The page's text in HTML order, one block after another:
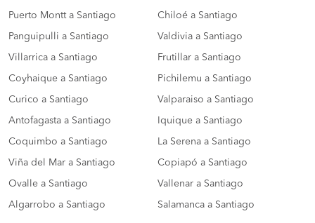
Puerto Montt a Santiago Chiloé a Santiago
Panguipulli a Santiago Valdivia a Santiago
Villarrica a Santiago Frutillar a Santiago
Coyhaique a Santiago Pichilemu a Santiago
Curico a Santiago Valparaiso a Santiago
Antofagasta a Santiago Iquique a Santiago
Coquimbo a Santiago La Serena a Santiago
Viña del Mar a Santiago Copiapó a Santiago
Ovalle a Santiago Vallenar a Santiago
Algarrobo a Santiago Salamanca a Santiago